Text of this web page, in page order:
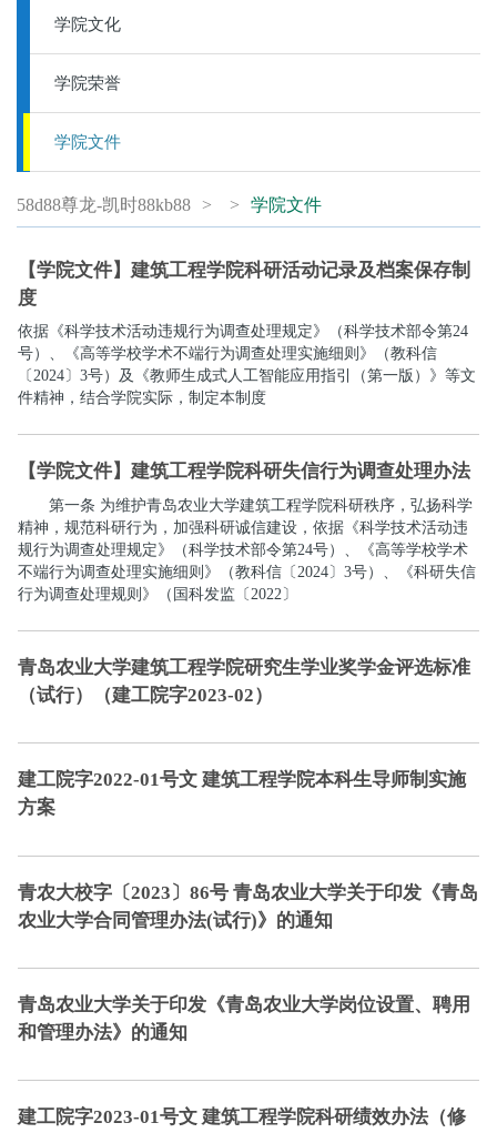
学院文化
学院荣誉
学院文件
58d88尊龙-凯时88kb88 > > 学院文件
【学院文件】建筑工程学院科研活动记录及档案保存制
度
依据《科学技术活动违规行为调查处理规定》（科学技术部令第24
号）、《高等学校学术不端行为调查处理实施细则》（教科信
〔2024〕3号）及《教师生成式人工智能应用指引（第一版）》等文
件精神，结合学院实际，制定本制度
【学院文件】建筑工程学院科研失信行为调查处理办法
第一条 为维护青岛农业大学建筑工程学院科研秩序，弘扬科学
精神，规范科研行为，加强科研诚信建设，依据《科学技术活动违
规行为调查处理规定》（科学技术部令第24号）、《高等学校学术
不端行为调查处理实施细则》（教科信〔2024〕3号）、《科研失信
行为调查处理规则》（国科发监〔2022〕
青岛农业大学建筑工程学院研究生学业奖学金评选标准
（试行）（建工院字2023-02）
建工院字2022-01号文 建筑工程学院本科生导师制实施
方案
青农大校字〔2023〕86号 青岛农业大学关于印发《青岛
农业大学合同管理办法(试行)》的通知
青岛农业大学关于印发《青岛农业大学岗位设置、聘用
和管理办法》的通知
建工院字2023-01号文 建筑工程学院科研绩效办法（修